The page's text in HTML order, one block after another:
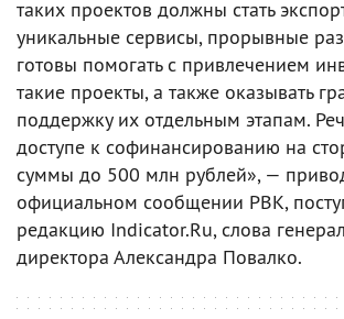
таких проектов должны стать
уникальные сервисы, прорывные
готовы помогать с привлечением
такие проекты, а также оказывать
поддержку их отдельным этапам.
доступе к софинансированию на
суммы до 500 млн рублей», —
официальном сообщении РВК,
редакцию Indicator.Ru, слова
директора Александра Повалко.